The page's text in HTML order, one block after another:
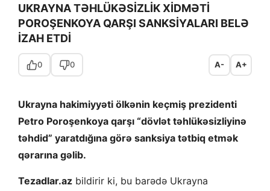
UKRAYNA TƏHLÜKƏSİZLİK XİDMƏTİ
POROŞENKOYA QARŞI SANKSİYALARI BELƏ
İZAH ETDİ
0 0 A- A+
Ukrayna hakimiyyəti ölkənin keçmiş prezidenti
Petro Poroşenkoya qarşı “dövlət təhlükəsizliyinə
təhdid” yaratdığına görə sanksiya tətbiq etmək
qərarına gəlib.
Tezadlar.az bildirir ki, bu barədə Ukrayna